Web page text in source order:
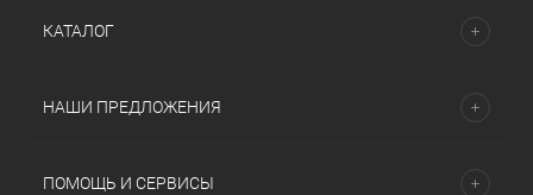
КАТАЛОГ
НАШИ ПРЕДЛОЖЕНИЯ
ПОМОЩЬ И СЕРВИСЫ